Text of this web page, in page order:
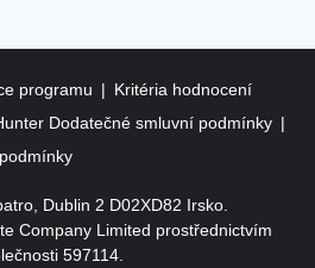
programu
Kritéria hodnocení
Dodatečné smluvní podmínky
Dublin 2 D02XD82 Irsko.
Company Limited prostřednictvím
597114.